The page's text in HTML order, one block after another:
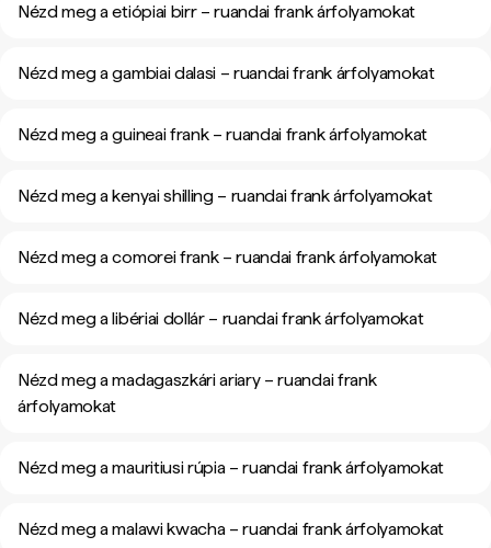
Nézd meg a etiópiai birr – ruandai frank árfolyamokat
Nézd meg a gambiai dalasi – ruandai frank árfolyamokat
Nézd meg a guineai frank – ruandai frank árfolyamokat
Nézd meg a kenyai shilling – ruandai frank árfolyamokat
Nézd meg a comorei frank – ruandai frank árfolyamokat
Nézd meg a libériai dollár – ruandai frank árfolyamokat
Nézd meg a madagaszkári ariary – ruandai frank
árfolyamokat
Nézd meg a mauritiusi rúpia – ruandai frank árfolyamokat
Nézd meg a malawi kwacha – ruandai frank árfolyamokat